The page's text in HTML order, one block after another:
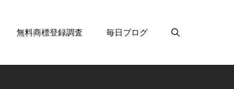
無料商標登録調査 毎日ブログ